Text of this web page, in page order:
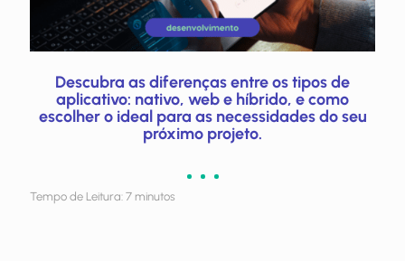
Descubra as diferenças entre os tipos de
aplicativo: nativo, web e híbrido, e como
escolher o ideal para as necessidades do seu
próximo projeto.
Tempo de Leitura: 7 minutos